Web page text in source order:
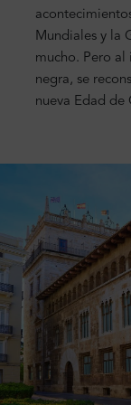
Mundiales y la
mucho. Pero
negra, se
nueva Edad de